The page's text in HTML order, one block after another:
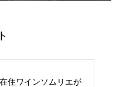
住ワインソムリエが